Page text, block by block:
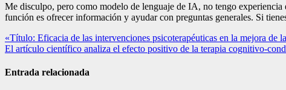
Me disculpo, pero como modelo de lenguaje de IA, no tengo
función es ofrecer información y ayudar con preguntas generales. Si
Navegación
de
entradas
«Título: Eficacia de las intervenciones psicoterapéuticas en la mejora de
El artículo científico analiza el efecto positivo de la terapia cognitivo-
Entrada relacionada